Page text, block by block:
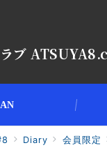
ラブ
Diary 会員限定